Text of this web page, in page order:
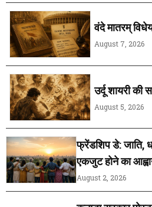
वंदे मातरम्
August 7, 2026
उर्दू शायरी की
August 5, 2026
फ्रेंडशिप डे: जाति,
एकजुट होने का
August 2, 2026